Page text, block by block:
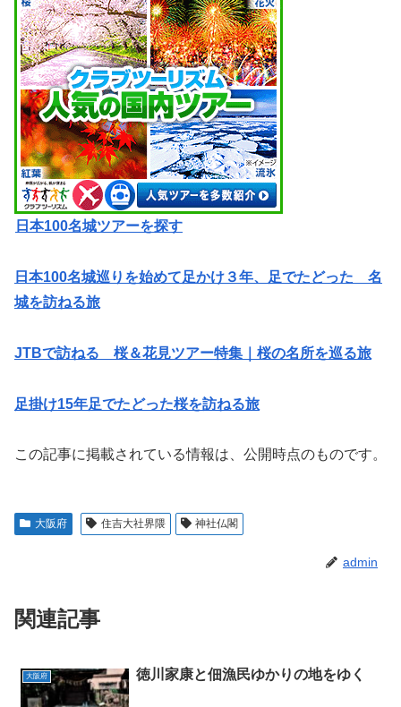
日本100名城ツアーを探す
日本100名城巡りを始めて足かけ３年、足でたどった 名
城を訪ねる旅
JTBで訪ねる 桜＆花見ツアー特集｜桜の名所を巡る旅
足掛け15年足でたどった桜を訪ねる旅
この記事に掲載されている情報は、公開時点のものです。
大阪府 住吉大社界隈 神社仏閣
admin
関連記事
大阪府 徳川家康と佃漁民ゆかりの地をゆく